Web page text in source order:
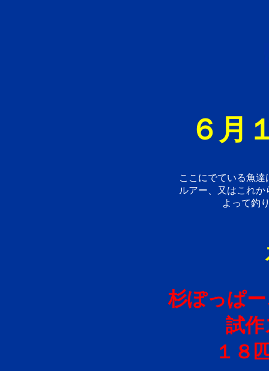
６月
ここにでている魚
ルアー、又はこれ
よって釣
杉ぽっぱ
試
１８